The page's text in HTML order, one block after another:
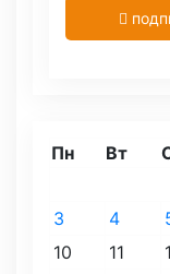
Пн Вт
3
4
10
11